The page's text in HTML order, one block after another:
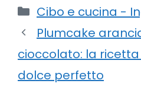
Categorie
Cibo e cucina -
Plumcake
cioccolato: la
dolce perfetto